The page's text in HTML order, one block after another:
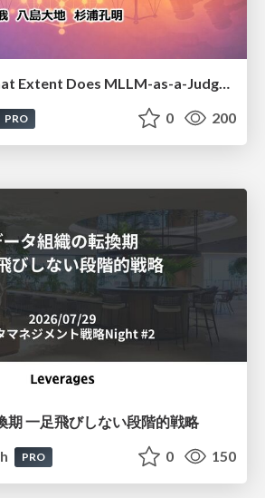
[MIRU26] To What Extent Does MLLM-as-a-Judge Exhibit Cross-Model Preference Bias?
PRO 0 200
期 一足飛びしない段階的戦略
PRO 0 150